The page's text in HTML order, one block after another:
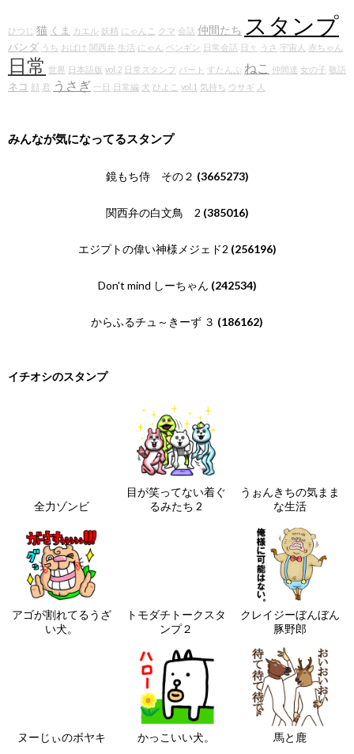
ひつじ 猫 くま カエル 妖精 にゃんこ クマ 会話 仲間たち スタンプ
パンダ うち おばけ 関西弁 生活 にゃん ペンギン 日常会話 日々 うさ 宇宙人 赤ちゃん
日常 世界 日本語版 vol.2 日常スタンプ パート すたんぷ ねこ 仲間達 女の子 敬語
ネコ 顔 君 うさぎ 一日 日常編 犬 ひよこ vol.1 気持ち ウサギ 人
みんなが気になってるスタンプ
鏡もち侍 その２ (3665273)
関西弁の白文鳥 2 (385016)
エジプトの偉い神様メジェド2 (256196)
Don't mind しーちゃん (242534)
からふるチュ～きーず ３ (186162)
イチオシのスタンプ
全力ゾンビ
目が笑ってない着ぐ
るみたち 2
うぉんきちの気まま
な生活
アゴが割れてるうざ
い犬。
トモダチトークスタ
ンプ２
クレイジーぼんぼん
豚野郎
ヌーじぃのボヤキ かっこいい犬。 馬と鹿